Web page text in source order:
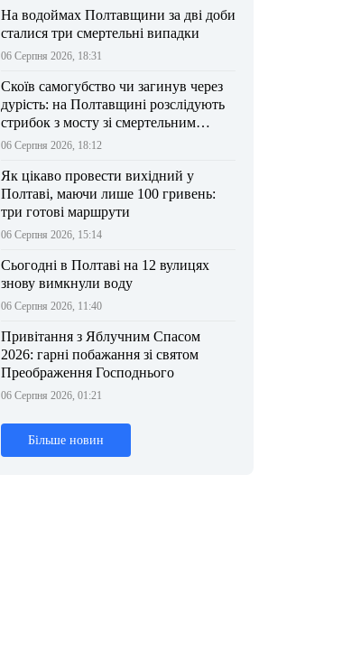
На водоймах Полтавщини за дві доби
сталися три смертельні випадки
06 Серпня 2026, 18:31
Скоїв самогубство чи загинув через
дурість: на Полтавщині розслідують
стрибок з мосту зі смертельним
результатом
06 Серпня 2026, 18:12
Як цікаво провести вихідний у
Полтаві, маючи лише 100 гривень:
три готові маршрути
06 Серпня 2026, 15:14
Сьогодні в Полтаві на 12 вулицях
знову вимкнули воду
06 Серпня 2026, 11:40
Привітання з Яблучним Спасом
2026: гарні побажання зі святом
Преображення Господнього
06 Серпня 2026, 01:21
Більше новин